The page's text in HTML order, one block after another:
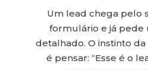
Um lead chega pelo
formulário e já pede
detalhado. O instinto
é pensar: “Esse é o